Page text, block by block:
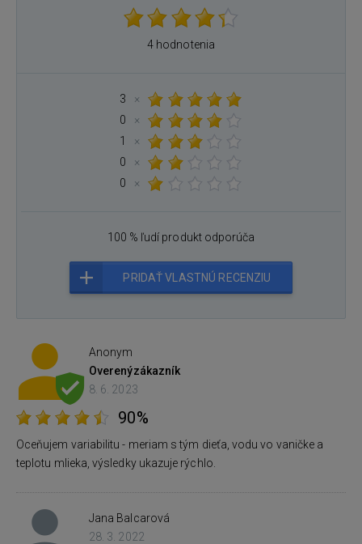
4 hodnotenia
3
×
0
×
1
×
0
×
0
×
100 % ľudí produkt odporúča
PRIDAŤ VLASTNÚ RECENZIU
Anonym
Overenýzákazník
8. 6. 2023
90%
Oceňujem variabilitu - meriam s tým dieťa, vodu vo vaničke a
teplotu mlieka, výsledky ukazuje rýchlo.
Jana Balcarová
28. 3. 2022